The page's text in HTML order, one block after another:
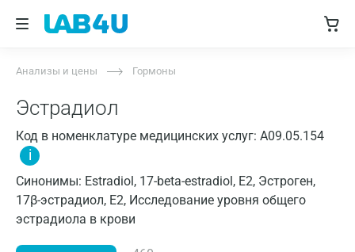
Анализы и цены Гормоны
Эстрадиол
Код в номенклатуре медицинских услуг: A09.05.154
i
Синонимы: Estradiol, 17-beta-estradiol, E2, Эстроген,
17β-эстрадиол, Е2, Исследование уровня общего
эстрадиола в крови